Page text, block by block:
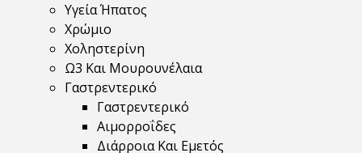
Υγεία Ήπατος
Χρώμιο
Χοληστερίνη
Ω3 Και Μουρουνέλαια
Γαστρεντερικό
Γαστρεντερικό
Αιμορροΐδες
Διάρροια Και Εμετός